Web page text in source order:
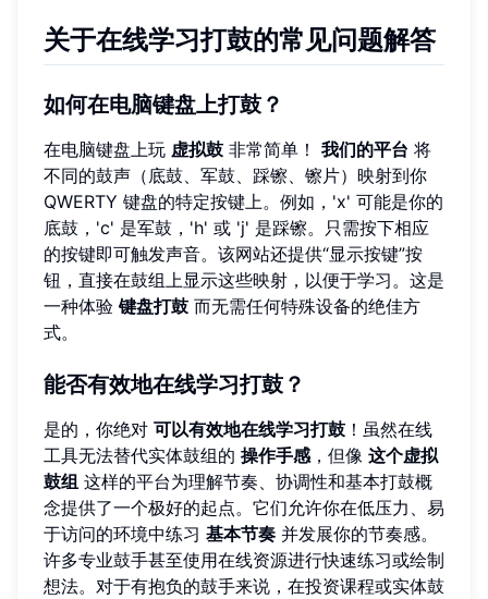
关于在线学习打鼓的常见问题解答
如何在电脑键盘上打鼓？
在电脑键盘上玩 虚拟鼓 非常简单！ 我们的平台 将
不同的鼓声（底鼓、军鼓、踩镲、镲片）映射到你
QWERTY 键盘的特定按键上。例如，'x' 可能是你的
底鼓，'c' 是军鼓，'h' 或 'j' 是踩镲。只需按下相应
的按键即可触发声音。该网站还提供“显示按键”按
钮，直接在鼓组上显示这些映射，以便于学习。这是
一种体验 键盘打鼓 而无需任何特殊设备的绝佳方
式。
能否有效地在线学习打鼓？
是的，你绝对 可以有效地在线学习打鼓 ！虽然在线
工具无法替代实体鼓组的 操作手感，但像 这个虚拟
鼓组 这样的平台为理解节奏、协调性和基本打鼓概
念提供了一个极好的起点。它们允许你在低压力、易
于访问的环境中练习 基本节奏 并发展你的节奏感。
许多专业鼓手甚至使用在线资源进行快速练习或绘制
想法。对于有抱负的鼓手来说，在投资课程或实体鼓